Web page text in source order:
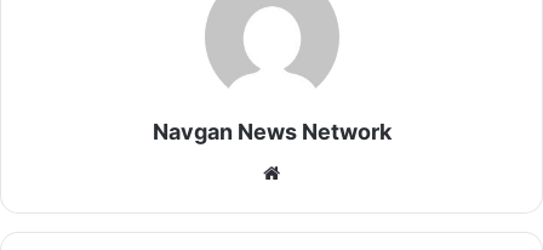
Navgan News Network